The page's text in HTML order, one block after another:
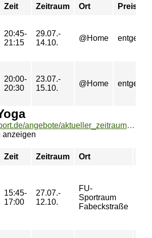
Zeit Zeitraum Ort Preis
20:45-
21:15
29.07.-
14.10.
@Home
20:00-
20:30
23.07.-
15.10.
@Home
https://www.fu-sport.de/angebote/aktueller_zeitraum/_Pilates__und__Yoga.html
anzeigen
Zeit Zeitraum Ort
15:45-
17:00
27.07.-
12.10.
FU-
Sportraum
Fabeckstraße